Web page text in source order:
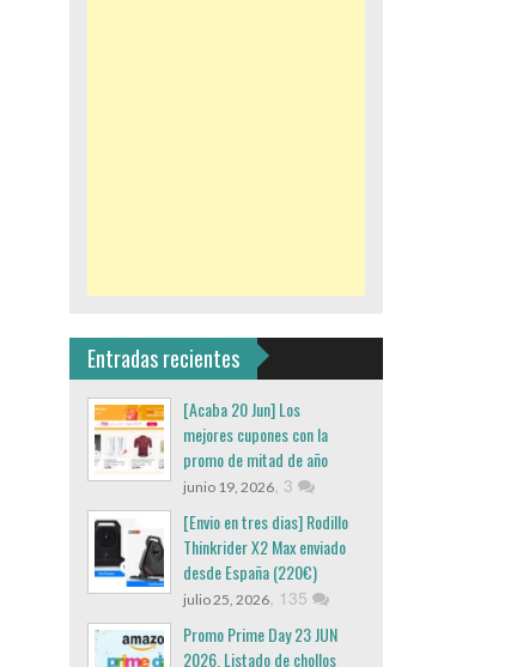
Entradas recientes
[Acaba 20 Jun] Los
mejores cupones con la
promo de mitad de año
junio 19, 2026, 3
[Envio en tres dias] Rodillo
Thinkrider X2 Max enviado
desde España (220€)
julio 25, 2026, 135
Promo Prime Day 23 JUN
2026. Listado de chollos